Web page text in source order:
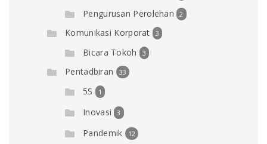
Pengurusan Perolehan 2
Komunikasi Korporat 3
Bicara Tokoh 3
Pentadbiran 33
5S 1
Inovasi 3
Pandemik 12